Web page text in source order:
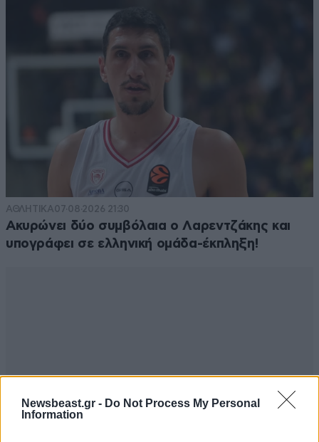
Newsbeast.gr - Do Not Process My Personal
Information
ΑΘΛΗΤΙΚΑ07·08·2026 21:30
Ακυρώνει δύο συμβόλαια ο Λαρεντζάκης και
υπογράφει σε ελληνική ομάδα-έκπληξη!